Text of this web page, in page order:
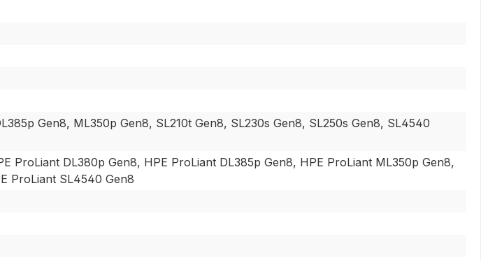
Gen8, ML350p Gen8, SL210t Gen8, SL230s Gen8, SL250s Gen8, SL4540
ProLiant DL380p Gen8, HPE ProLiant DL385p Gen8, HPE ProLiant ML350p Gen8,
ProLiant SL4540 Gen8